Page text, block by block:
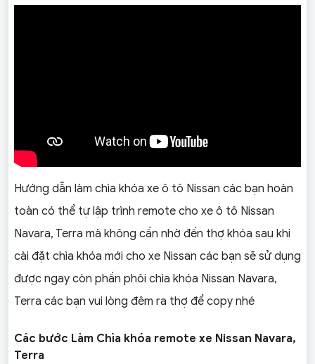
Hướng dẫn làm chìa khóa xe ô tô Nissan các bạn hoàn
toàn có thể tự lập trình remote cho xe ô tô Nissan
Navara, Terra mà không cần nhờ đến thợ khóa sau khi
cài đặt chìa khóa mới cho xe Nissan các bạn sẽ sử dụng
được ngay còn phần phôi chìa khóa Nissan Navara,
Terra các bạn vui lòng đêm ra thợ để copy nhé
Các bước Làm Chìa khóa remote xe Nissan Navara,
Terra